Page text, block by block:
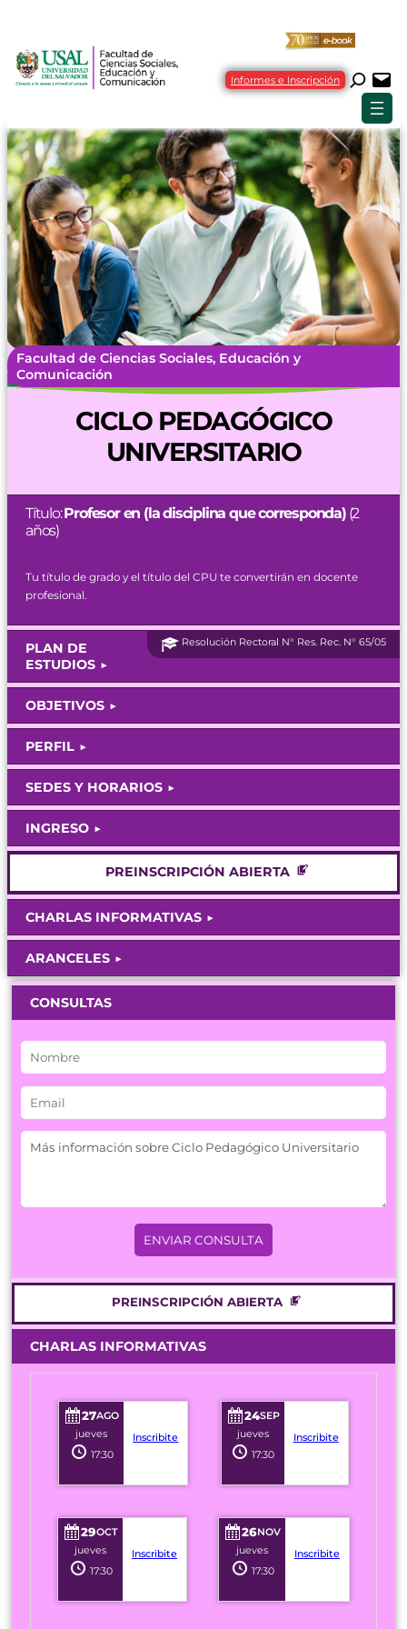
Informes e Inscripción
Facultad de Ciencias Sociales, Educación y
Comunicación
CICLO PEDAGÓGICO
UNIVERSITARIO
Título:Profesor en (la disciplina que corresponda)(2
años)
Tu título de grado y el título del CPU te convertirán en docente
profesional.
Resolución Rectoral N° Res. Rec. N° 65/05
PLAN DE
ESTUDIOS
OBJETIVOS
PERFIL
SEDES Y HORARIOS
INGRESO
PREINSCRIPCIÓN ABIERTA
CHARLAS INFORMATIVAS
ARANCELES
CONSULTAS
PREINSCRIPCIÓN ABIERTA
CHARLAS INFORMATIVAS
27AGO
jueves
17:30
Inscribite
24SEP
jueves
17:30
Inscribite
29OCT
jueves
17:30
Inscribite
26NOV
jueves
17:30
Inscribite